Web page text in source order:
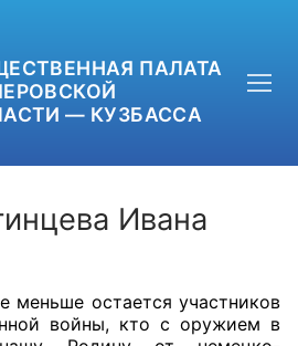
ПАЛАТА
— КУЗБАССА
Ивана
меньше остается участников
войны, кто с оружием в